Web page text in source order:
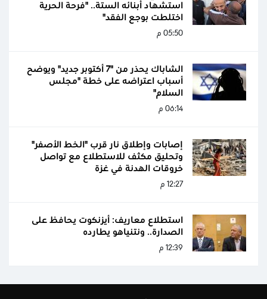
استشهاد أبنائه الستة.. "فرحة الحرية
اختلطت بوجع الفقد"
05:50 م
الشاباك يحذر من "7 أكتوبر جديد" ويوضح
أسباب اعتراضه على خطة "مجلس
السلام"
06:14 م
إصابات وإطلاق نار قرب "الخط الأصفر"
وتحليق مكثف للاستطلاع مع تواصل
خروقات الهدنة في غزة
12:27 م
استطلاع معاريف: أيزنكوت يحافظ على
الصدارة.. ونتنياهو يطارده
12:39 م